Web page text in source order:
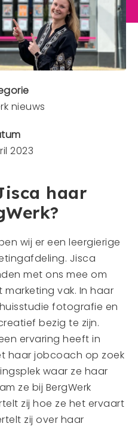
nieuws
2023
haar
wij er een leergierige
Jisca
met ons mee om
marketing vak. In haar
fotografie en
bezig te zijn.
ervaring heeft in
haar jobcoach op zoek
waar ze haar
ze bij BergWerk
zij hoe ze het ervaart
zij over haar